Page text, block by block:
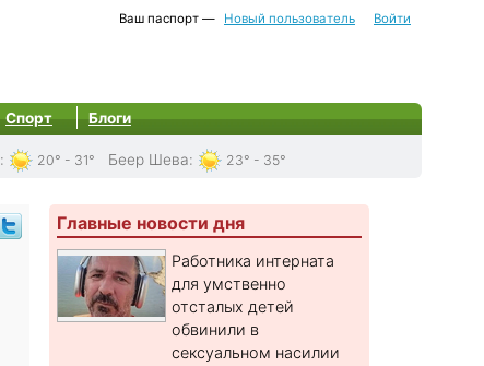
Ваш паспорт — Новый пользователь Войти
Спорт Блоги
: 20° - 31° Беер Шева: 23° - 35°
Главные новости дня
Работника интерната
для умственно
отсталых детей
обвинили в
сексуальном насилии